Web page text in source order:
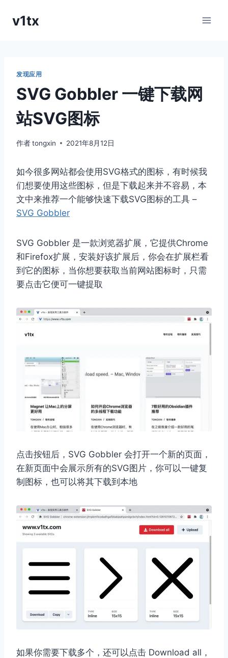
v1tx
发现应用
SVG Gobbler 一键下载网
站SVG图标
作者tongxin 2021年8月12日
如今很多网站都会使用SVG格式的图标，有时候我
们想要使用这些图标，但是下载起来并不容易，本
文中来推荐一个能够快速下载SVG图标的工具 –
SVG Gobbler
SVG Gobbler 是一款浏览器扩展，它提供Chrome
和Firefox扩展，安装好该扩展后，你会在扩展栏看
到它的图标，当你想要获取当前网站图标时，只需
要点击它便可一键提取
点击按钮后，SVG Gobbler 会打开一个新的页面，
在新页面中会展示所有的SVG图片，你可以一键复
制图标，也可以将其下载到本地
如果你需要下载多个，还可以点击 Download all，